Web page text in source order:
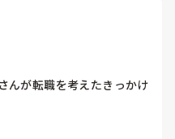
もある反面、ペアの先輩
新人はのんびり記録して
ても、「記録終わってな
があまり感じられず…これ
格かな？とも思いました
ました。。。時代柄でしょ
んが転職を考えたきっかけ